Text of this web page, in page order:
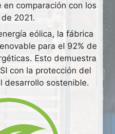
en comparación con los
2021.
eólica, la fábrica
para el 92% de
Esto demuestra
con la protección del
desarrollo sostenible.